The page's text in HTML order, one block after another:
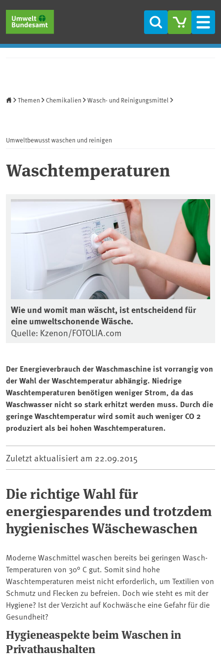
Suche
Themen Chemikalien Wasch- und Reinigungsmittel
Umweltbewusst waschen und reinigen
Waschtemperaturen
Wie und womit man wäscht, ist entscheidend für
eine umweltschonende Wäsche.
Quelle: Kzenon/FOTOLIA.com
Der Energieverbrauch der Waschmaschine ist vorrangig von
der Wahl der Waschtemperatur abhängig. Niedrige
Waschtemperaturen benötigen weniger Strom, da das
Waschwasser nicht so stark erhitzt werden muss. Durch die
geringe Waschtemperatur wird somit auch weniger CO 2
produziert als bei hohen Waschtemperaturen.
Zuletzt aktualisiert am 22.09.2015
Die richtige Wahl für
energiesparendes und trotzdem
hygienisches Wäschewaschen
Moderne Waschmittel waschen bereits bei geringen Wasch-
Temperaturen von 30° C gut. Somit sind hohe
Waschtemperaturen meist nicht erforderlich, um Textilien von
Schmutz und Flecken zu befreien. Doch wie steht es mit der
Hygiene? Ist der Verzicht auf Kochwäsche eine Gefahr für die
Gesundheit?
Hygieneaspekte beim Waschen in
Privathaushalten